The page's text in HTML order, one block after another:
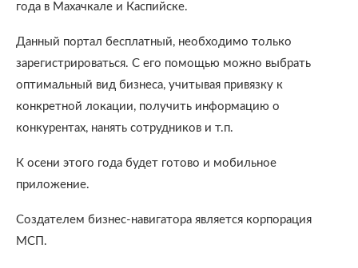
года в Махачкале и Каспийске.
Данный портал бесплатный, необходимо только
зарегистрироваться. С его помощью можно выбрать
оптимальный вид бизнеса, учитывая привязку к
конкретной локации, получить информацию о
конкурентах, нанять сотрудников и т.п.
К осени этого года будет готово и мобильное
приложение.
Создателем бизнес-навигатора является корпорация
МСП.